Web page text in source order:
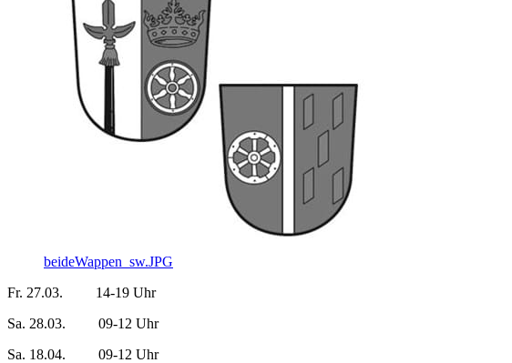
beideWappen_sw.JPG
Fr. 27.03. 14-19 Uhr
Sa. 28.03. 09-12 Uhr
Sa. 18.04. 09-12 Uhr